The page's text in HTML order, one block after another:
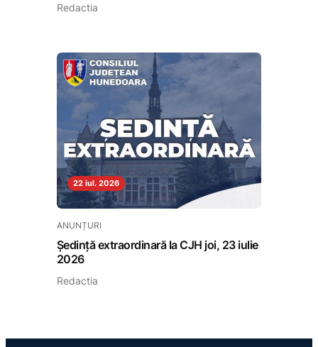
Redactia
22 iul. 2026
ANUNȚURI
Ședință extraordinară la CJH joi, 23 iulie
2026
Redactia